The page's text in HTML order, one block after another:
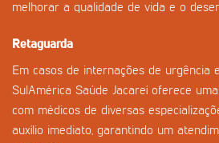
melhorar a qualidade de vida e o
Retaguarda
Em casos de internações de urgência
SulAmérica Saúde Jacareí oferece
com médicos de diversas
auxílio imediato, garantindo um